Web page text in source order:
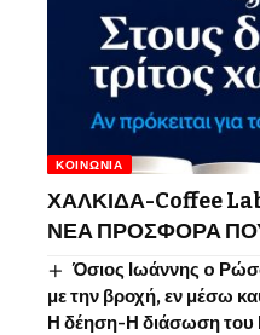
ΚΟΙΝΩΝΊΑ
ΧΑΛΚΙΔΑ-Coffee
ΝΕΑ ΠΡΟΣΦΟΡΑ
Όσιος Ιωάννης o
με την βροχή, εν μέσω
Η δέηση-Η διάσωση του